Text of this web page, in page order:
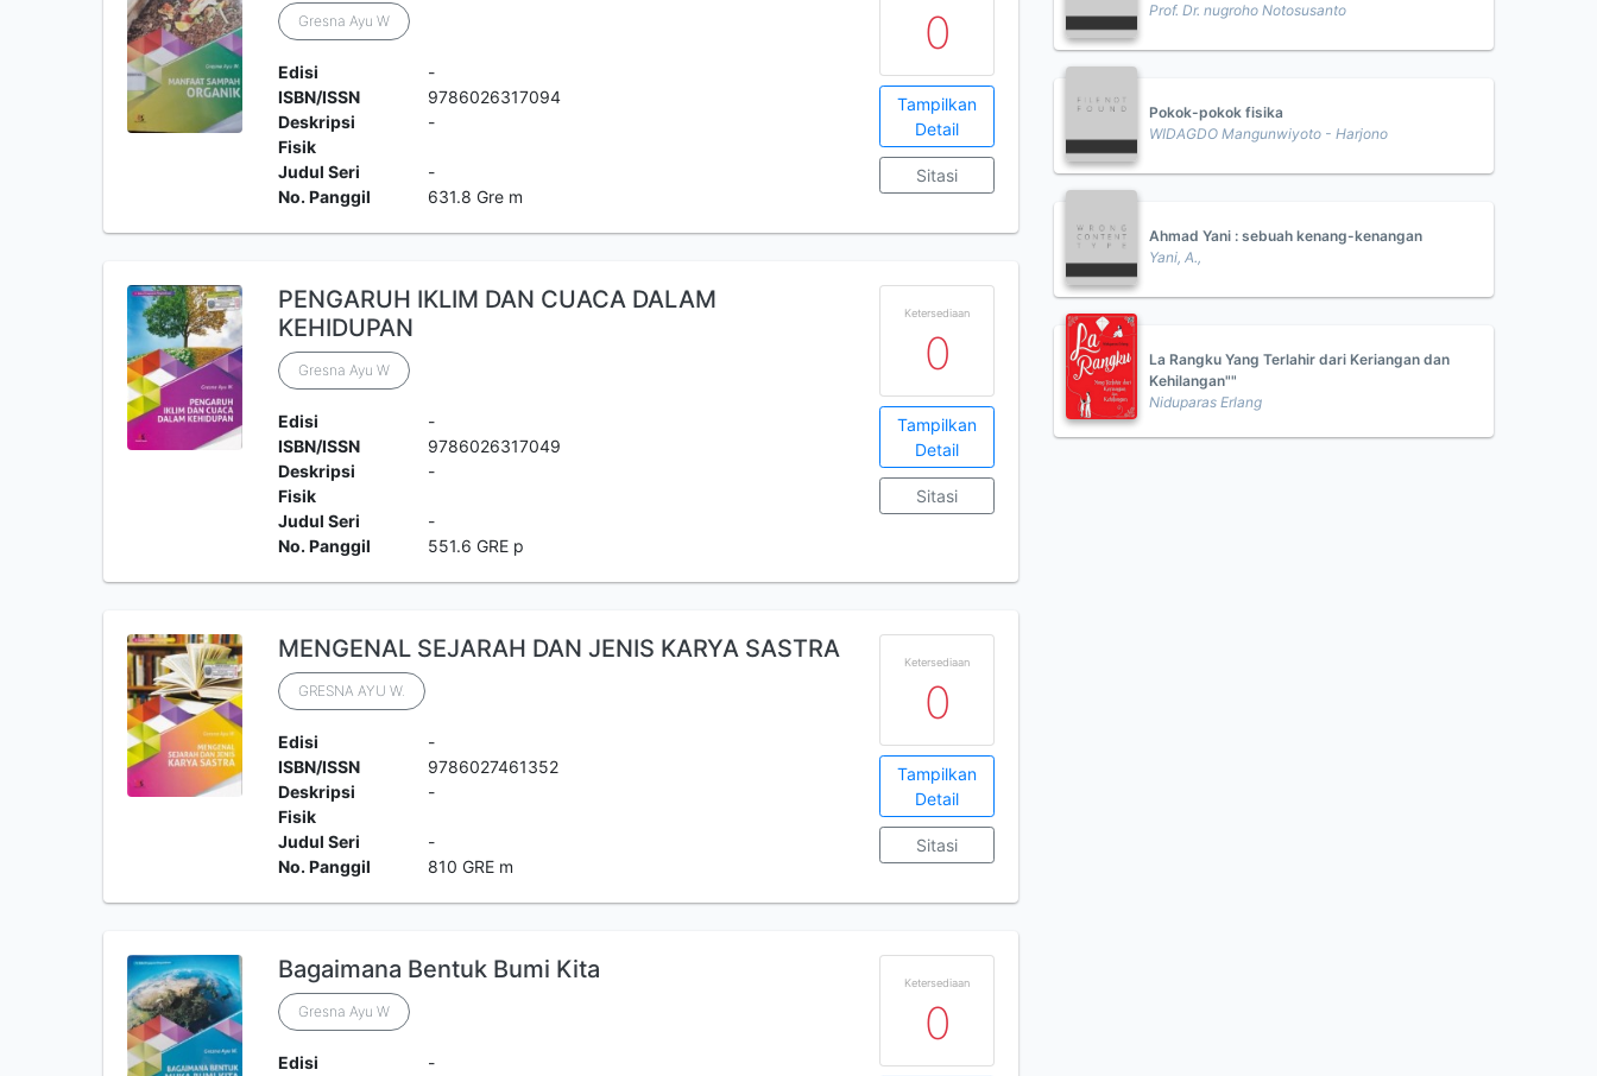
Gresna Ayu W
Edisi
-
ISBN/ISSN
9786026317094
Deskripsi
Fisik
-
Judul Seri
-
No. Panggil
631.8 Gre m
0
Tampilkan
Detail
Sitasi
PENGARUH IKLIM DAN CUACA DALAM
KEHIDUPAN
Gresna Ayu W
Edisi
-
ISBN/ISSN
9786026317049
Deskripsi
Fisik
-
Judul Seri
-
No. Panggil
551.6 GRE p
Ketersediaan
0
Tampilkan
Detail
Sitasi
MENGENAL SEJARAH DAN JENIS KARYA SASTRA
GRESNA AYU W.
Edisi
-
ISBN/ISSN
9786027461352
Deskripsi
Fisik
-
Judul Seri
-
No. Panggil
810 GRE m
Ketersediaan
0
Tampilkan
Detail
Sitasi
Bagaimana Bentuk Bumi Kita
Gresna Ayu W
Edisi
-
Ketersediaan
0
Prof. Dr. nugroho Notosusanto
Pokok-pokok fisika
WIDAGDO Mangunwiyoto - Harjono
Ahmad Yani : sebuah kenang-kenangan
Yani, A.,
La Rangku Yang Terlahir dari Keriangan dan
Kehilangan""
Niduparas Erlang